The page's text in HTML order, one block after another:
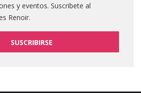
y eventos. Suscribete al
Renoir.
SUSCRIBIRSE